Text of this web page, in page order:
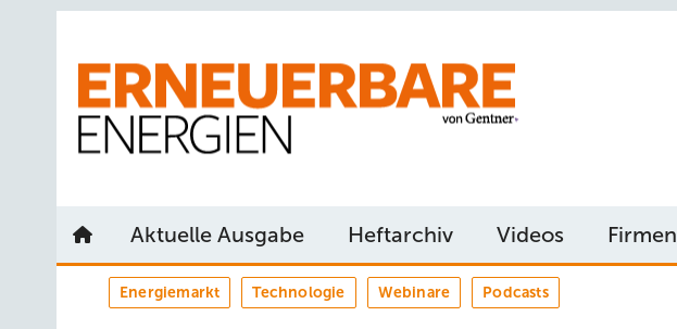
Aktuelle Ausgabe Heftarchiv Videos Firmen
Energiemarkt Technologie Webinare Podcasts